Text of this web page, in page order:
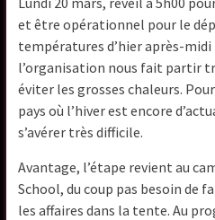
et être opérationnel pour le
températures d’hier après-
l’organisation nous fait partir
éviter les grosses chaleurs.
pays où l’hiver est encore
s’avérer très difficile.
Avantage, l’étape revient au
School, du coup pas besoin de
les affaires dans la tente. Au